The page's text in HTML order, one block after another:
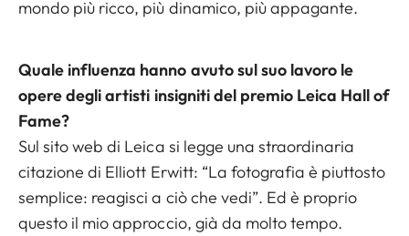
mondo più ricco, più dinamico, più appagante.
Quale influenza hanno avuto sul suo lavoro le
opere degli artisti insigniti del premio Leica Hall of
Fame?
Sul sito web di Leica si legge una straordinaria
citazione di Elliott Erwitt: “La fotografia è piuttosto
semplice: reagisci a ciò che vedi”. Ed è proprio
questo il mio approccio, già da molto tempo.